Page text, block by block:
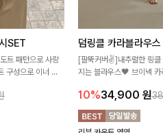
SET
트 패턴으로 사랑
구성으로 이너 걱
덤링클 카라블라우스
[팔뚝커버✌]내추럴한 링클
지는 블라우스🖤 브이넥 카
10%34,900 원